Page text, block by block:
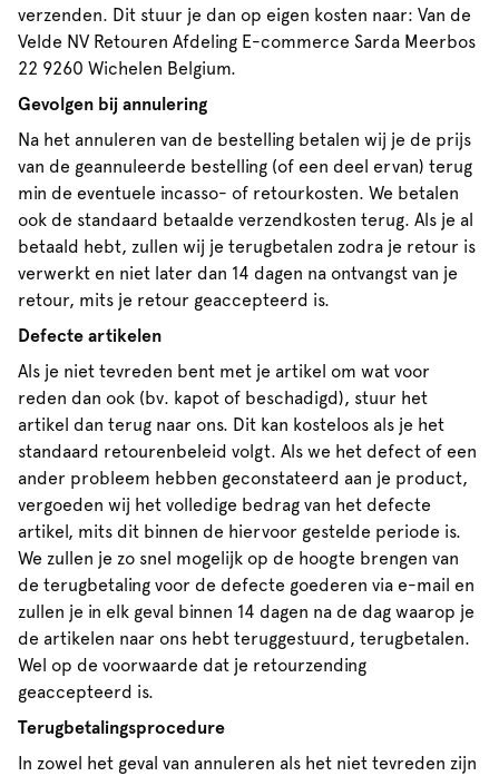
verzenden. Dit stuur je dan op eigen kosten naar: Van de
Velde NV Retouren Afdeling E-commerce Sarda Meerbos
22 9260 Wichelen Belgium.
Gevolgen bij annulering
Na het annuleren van de bestelling betalen wij je de prijs
van de geannuleerde bestelling (of een deel ervan) terug
min de eventuele incasso- of retourkosten. We betalen
ook de standaard betaalde verzendkosten terug. Als je al
betaald hebt, zullen wij je terugbetalen zodra je retour is
verwerkt en niet later dan 14 dagen na ontvangst van je
retour, mits je retour geaccepteerd is.
Defecte artikelen
Als je niet tevreden bent met je artikel om wat voor
reden dan ook (bv. kapot of beschadigd), stuur het
artikel dan terug naar ons. Dit kan kosteloos als je het
standaard retourenbeleid volgt. Als we het defect of een
ander probleem hebben geconstateerd aan je product,
vergoeden wij het volledige bedrag van het defecte
artikel, mits dit binnen de hiervoor gestelde periode is.
We zullen je zo snel mogelijk op de hoogte brengen van
de terugbetaling voor de defecte goederen via e-mail en
zullen je in elk geval binnen 14 dagen na de dag waarop je
de artikelen naar ons hebt teruggestuurd, terugbetalen.
Wel op de voorwaarde dat je retourzending
geaccepteerd is.
Terugbetalingsprocedure
In zowel het geval van annuleren als het niet tevreden zijn